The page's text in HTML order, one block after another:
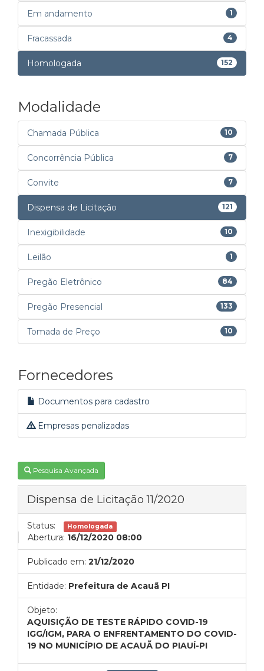
Em andamento 1
Fracassada 4
Homologada 152
Modalidade
Chamada Pública 10
Concorrência Pública 7
Convite 7
Dispensa de Licitação 121
Inexigibilidade 10
Leilão 1
Pregão Eletrônico 84
Pregão Presencial 133
Tomada de Preço 10
Fornecedores
Documentos para cadastro
Empresas penalizadas
Pesquisa Avançada
Dispensa de Licitação 11/2020
Status: Homologada
Abertura: 16/12/2020 08:00
Publicado em: 21/12/2020
Entidade: Prefeitura de Acauã PI
Objeto:
AQUISIÇÃO DE TESTE RÁPIDO COVID-19
IGG/IGM, PARA O ENFRENTAMENTO DO COVID-
19 NO MUNICÍPIO DE ACAUÃ DO PIAUÍ-PI